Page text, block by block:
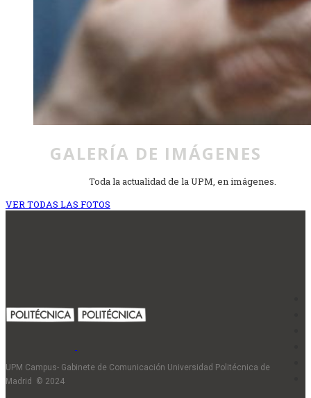
GALERÍA DE IMÁGENES
Toda la actualidad de la UPM, en imágenes.
VER TODAS LAS FOTOS
UPM Campus- Gabinete de Comunicación Universidad Politécnica de
Madrid © 2024